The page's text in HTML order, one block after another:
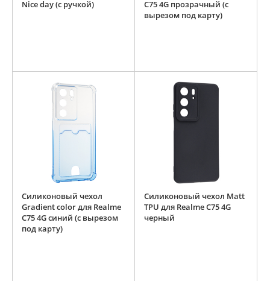
Nice day (с ручкой)
C75 4G прозрачный (с
вырезом под карту)
Силиконовый чехол
Gradient color для Realme
C75 4G синий (с вырезом
под карту)
Силиконовый чехол Matt
TPU для Realme C75 4G
черный